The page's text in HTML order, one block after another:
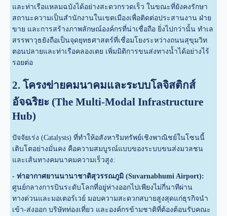
และท่าเรือแหลมฉบังได้อย่างสะดวกรวดเร็ว ในขณะที่ยังคงรักษา
สถานะความเป็นสำนักงานในเขตเมืองเพื่อติดต่อประสานงาน ฝ่าย
ขาย และการสร้างภาพลักษณ์องค์กรที่น่าเชื่อถือ ยิ่งไปกว่านั้น ทำเล
สรรพาวุธยังถือเป็นจุดยุทธศาสตร์ที่เชื่อมโยงระหว่างถนนสุขุมวิท
ตอนปลายและท่าเรือคลองเตย เพิ่มมิติการขนส่งทางน้ำได้อย่างไร้
รอยต่อ
2. โครงข่ายคมนาคมและระบบโลจิสติกส์
อัจฉริยะ (The Multi-Modal Infrastructure
Hub)
ปัจจัยเร่ง (Catalysts) ที่ทำให้อสังหาริมทรัพย์เชิงพาณิชย์ในโซนนี้
เติบโตอย่างมั่นคง คือความสมบูรณ์แบบของระบบขนส่งมวลชน
และเส้นทางคมนาคมความเร็วสูง:
- ท่าอากาศยานนานาชาติสุวรรณภูมิ (Suvarnabhumi Airport):
ศูนย์กลางการบินระดับโลกที่อยู่ห่างออกไปเพียงไม่กี่นาทีผ่าน
ทางด่วนและมอเตอร์เวย์ มอบความสะดวกสบายสูงสุดแก่ธุรกิจนำ
เข้า-ส่งออก บริษัทท่องเที่ยว และองค์กรข้ามชาติที่ต้องต้อนรับคณะ